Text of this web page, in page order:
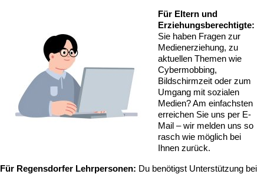
Für Eltern und
Erziehungsberechtigte:
Sie haben Fragen zur
Medienerziehung, zu
aktuellen Themen wie
Cybermobbing,
Bildschirmzeit oder zum
Umgang mit sozialen
Medien? Am einfachsten
erreichen Sie uns per E-
Mail – wir melden uns so
rasch wie möglich bei
Ihnen zurück.
Für Regensdorfer Lehrpersonen: Du benötigst Unterstützung bei